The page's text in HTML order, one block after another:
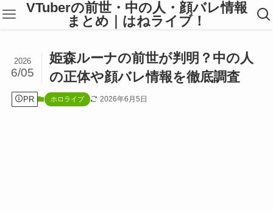
VTuberの前世・中の人・顔バレ情報
まとめ｜はねライブ！
姫森ルーナの前世が判明？中の人
の正体や顔バレ情報を徹底調査
2026
6/05
PR ホロライブ 2026年6月5日